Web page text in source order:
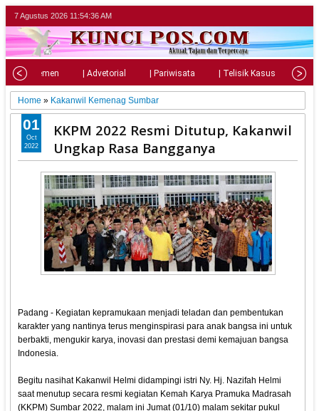
7 Agustus 2026 11:54:37 AM
| Parlemen | Advetorial | Pariwisata | Telisik Kasus |
Home » Kakanwil Kemenag Sumbar
KKPM 2022 Resmi Ditutup, Kakanwil
Ungkap Rasa Bangganya
Padang - Kegiatan kepramukaan menjadi teladan dan pembentukan
karakter yang nantinya terus menginspirasi para anak bangsa ini untuk
berbakti, mengukir karya, inovasi dan prestasi demi kemajuan bangsa
Indonesia.
Begitu nasihat Kakanwil Helmi didampingi istri Ny. Hj. Nazifah Helmi
saat menutup secara resmi kegiatan Kemah Karya Pramuka Madrasah
(KKPM) Sumbar 2022, malam ini Jumat (01/10) malam sekitar pukul
01
Oct
2022